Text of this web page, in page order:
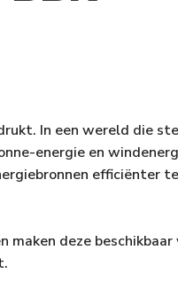
In een wereld die
energie en
efficiënter te
maken deze